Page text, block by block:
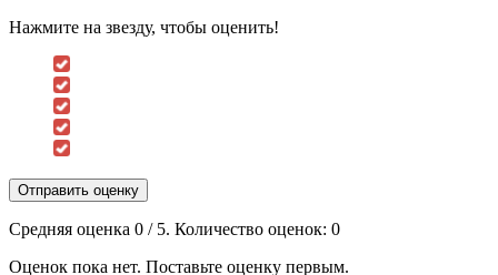
Нажмите на звезду, чтобы оценить!
Отправить оценку
Средняя оценка 0 / 5. Количество оценок: 0
Оценок пока нет. Поставьте оценку первым.